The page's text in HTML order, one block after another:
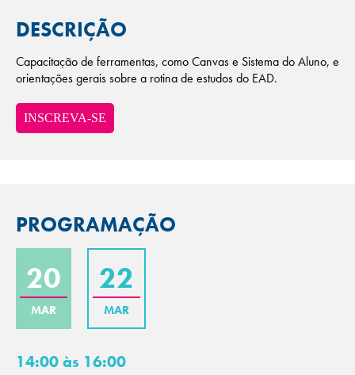
DESCRIÇÃO
Capacitação de ferramentas, como Canvas e Sistema do Aluno, e
orientações gerais sobre a rotina de estudos do EAD.
INSCREVA-SE
PROGRAMAÇÃO
20
MAR
22
MAR
14:00 às 16:00